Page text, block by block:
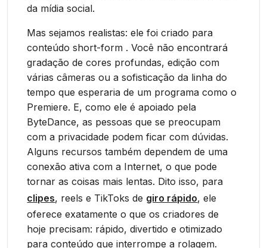
da mídia social.
Mas sejamos realistas: ele foi criado para
conteúdo short-form . Você não encontrará
gradação de cores profundas, edição com
várias câmeras ou a sofisticação da linha do
tempo que esperaria de um programa como o
Premiere. E, como ele é apoiado pela
ByteDance, as pessoas que se preocupam
com a privacidade podem ficar com dúvidas.
Alguns recursos também dependem de uma
conexão ativa com a Internet, o que pode
tornar as coisas mais lentas. Dito isso, para
clipes, reels e TikToks de giro rápido, ele
oferece exatamente o que os criadores de
hoje precisam: rápido, divertido e otimizado
para conteúdo que interrompe a rolagem.